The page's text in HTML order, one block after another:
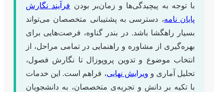
با توجه به پیچیدگی‌ها و زمان‌بر بودن فرآیند نگارش
پایان نامه، دسترسی به پشتیبانی متخصصان می‌تواند
بسیار راهگشا باشد. در بندر گناوه، فرصت‌هایی برای
بهره‌گیری از مشاوره و راهنمایی در تمامی مراحل، از
انتخاب موضوع و تدوین پروپوزال تا نگارش فصول،
تحلیل آماری و ویرایش نهایی، فراهم است. این خدمات
با تکیه بر دانش و تجربه‌ی متخصصان، به دانشجویان